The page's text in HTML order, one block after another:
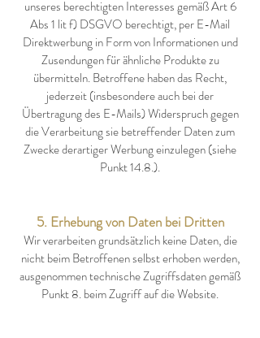
unseres berechtigten Interesses gemäß Art 6
Abs 1 lit f) DSGVO berechtigt, per E-Mail
Direktwerbung in Form von Informationen und
Zusendungen für ähnliche Produkte zu
übermitteln. Betroffene haben das Recht,
jederzeit (insbesondere auch bei der
Übertragung des E-Mails) Widerspruch gegen
die Verarbeitung sie betreffender Daten zum
Zwecke derartiger Werbung einzulegen (siehe
Punkt 14.8.).
5. Erhebung von Daten bei Dritten
Wir verarbeiten grundsätzlich keine Daten, die
nicht beim Betroffenen selbst erhoben werden,
ausgenommen technische Zugriffsdaten gemäß
Punkt 8. beim Zugriff auf die Website.